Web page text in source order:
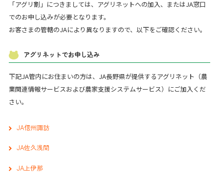
「アグリ割」につきましては、アグリネットへの加入、またはJA窓口
でのお申し込みが必要となります。
お客さまの管轄のJAにより異なりますので、以下をご確認ください。
アグリネットでお申し込み
下記JA管内にお住まいの方は、JA長野県が提供するアグリネット（農
業関連情報サービスおよび農家支援システムサービス）にご加入くだ
さい。
JA信州諏訪
JA佐久浅間
JA上伊那